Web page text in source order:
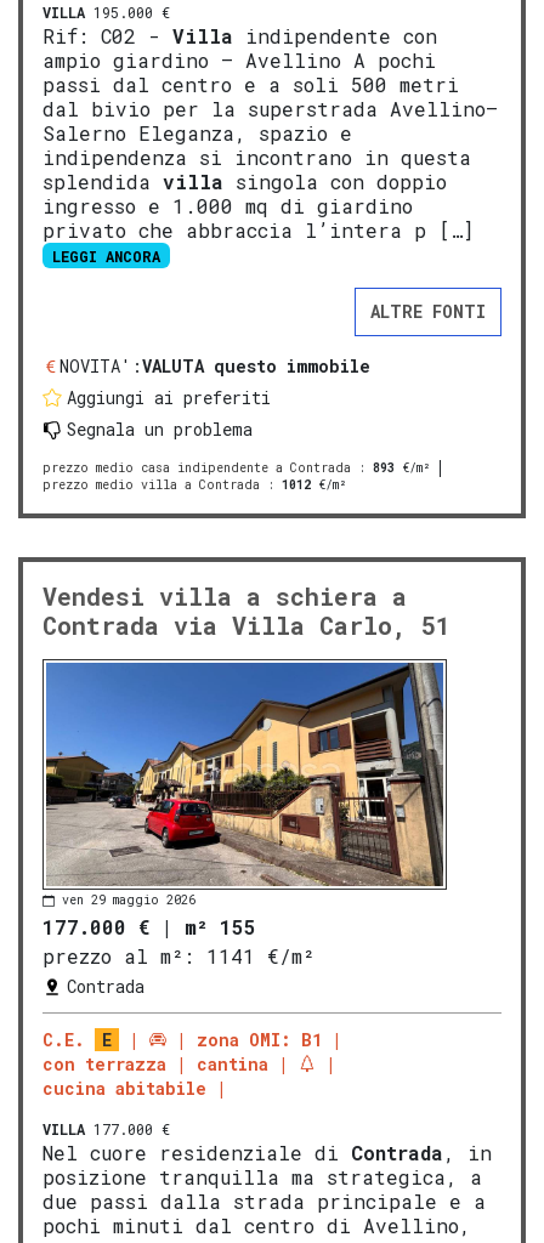
VILLA 195.000 €
Rif: C02 - Villa indipendente con
ampio giardino – Avellino A pochi
passi dal centro e a soli 500 metri
dal bivio per la superstrada Avellino–
Salerno Eleganza, spazio e
indipendenza si incontrano in questa
splendida villa singola con doppio
ingresso e 1.000 mq di giardino
privato che abbraccia l’intera p […]
LEGGI ANCORA
ALTRE FONTI
NOVITA':VALUTA questo immobile
Aggiungi ai preferiti
Segnala un problema
prezzo medio casa indipendente a Contrada : 893 €/m²
prezzo medio villa a Contrada : 1012 €/m²
Vendesi villa a schiera a
Contrada via Villa Carlo, 51
ven 29 maggio 2026
177.000 € | m² 155
prezzo al m²:
1141 €/m²
Contrada
C.E. E
zona OMI: B1
con terrazza
cantina
cucina abitabile
VILLA 177.000 €
Nel cuore residenziale di Contrada, in
posizione tranquilla ma strategica, a
due passi dalla strada principale e a
pochi minuti dal centro di Avellino,